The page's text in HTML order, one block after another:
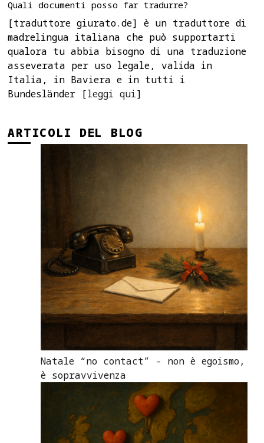
Quali documenti posso far tradurre?
[traduttore giurato.de] è un traduttore di
madrelingua italiana che può supportarti
qualora tu abbia bisogno di una traduzione
asseverata per uso legale, valida in
Italia, in Baviera e in tutti i
Bundesländer [leggi qui]
ARTICOLI DEL BLOG
Natale “no contact” – non è egoismo,
è sopravvivenza